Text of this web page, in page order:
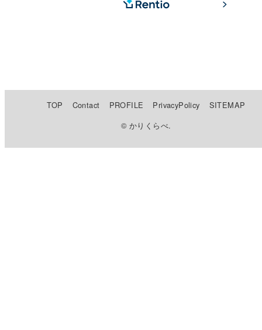
TOP Contact PROFILE PrivacyPolicy
SITEMAP
© かりくらべ.